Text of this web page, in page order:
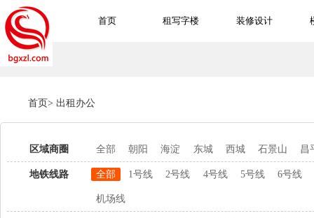
首页 租写字楼 装修设计
首页> 出租办公
区域商圈 全部 朝阳 海淀 东城 西城 石景山 昌
地铁线路 全部 1号线 2号线 4号线 5号线 6号线
机场线